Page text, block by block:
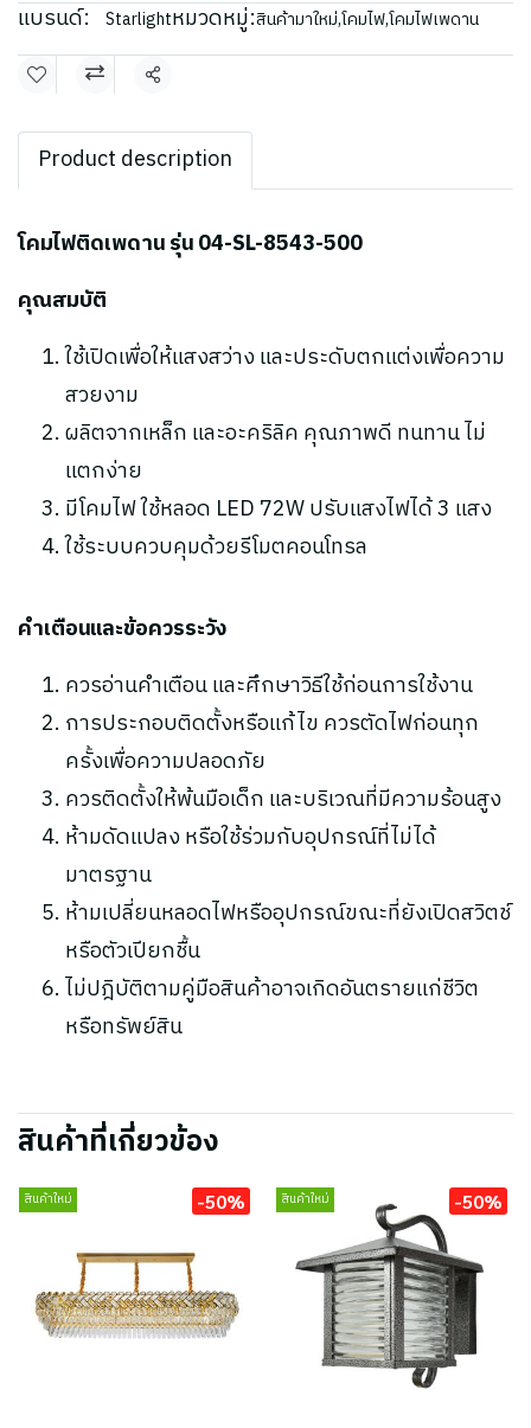
แบรนด์: Starlightหมวดหมู่:สินค้ามาใหม่,โคมไฟ,โคมไฟเพดาน
แชร์
Product description
โคมไฟติดเพดาน รุ่น 04-SL-8543-500
คุณสมบัติ
ใช้เปิดเพื่อให้แสงสว่าง และประดับตกแต่งเพื่อความ
สวยงาม
ผลิตจากเหล็ก และอะคริลิค คุณภาพดี ทนทาน ไม่
แตกง่าย
มีโคมไฟ ใช้หลอด LED 72W ปรับแสงไฟได้ 3 แสง
ใช้ระบบควบคุมด้วยรีโมตคอนโทรล
คำเตือนและข้อควรระวัง
ควรอ่านคำเตือน และศึกษาวิธีใช้ก่อนการใช้งาน
การประกอบติดตั้งหรือแก้ไข ควรตัดไฟก่อนทุก
ครั้งเพื่อความปลอดภัย
ควรติดตั้งให้พ้นมือเด็ก และบริเวณที่มีความร้อนสูง
ห้ามดัดแปลง หรือใช้ร่วมกับอุปกรณ์ที่ไม่ได้
มาตรฐาน
ห้ามเปลี่ยนหลอดไฟหรืออุปกรณ์ขณะที่ยังเปิดสวิตช์
หรือตัวเปียกชื้น
ไม่ปฎิบัติตามคู่มือสินค้าอาจเกิดอันตรายแก่ชีวิต
หรือทรัพย์สิน
สินค้าที่เกี่ยวข้อง
สินค้าใหม่ -50% สินค้าใหม่ -50%